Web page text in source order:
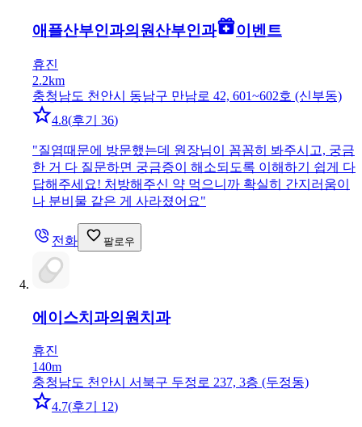
애플산부인과의원산부인과 이벤트
휴진
2.2km
충청남도 천안시 동남구 만남로 42, 601~602호 (신부동)
4.8(후기 36)
"질염때문에 방문했는데 원장님이 꼼꼼히 봐주시고, 궁금
한 거 다 질문하면 궁금증이 해소되도록 이해하기 쉽게 다
답해주세요! 처방해주신 약 먹으니까 확실히 간지러움이
나 분비물 같은 게 사라졌어요"
전화 팔로우
에이스치과의원 치과
휴진
140m
충청남도 천안시 서북구 두정로 237, 3층 (두정동)
4.7(후기 12)